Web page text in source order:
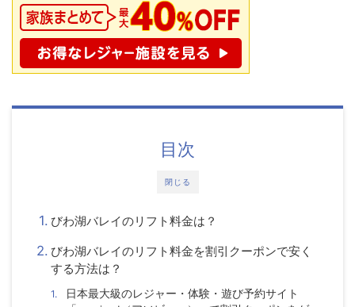
閉じる
目次
びわ湖バレイのリフト料金は？
びわ湖バレイのリフト料金を割引クーポンで安く
する方法は？
日本最大級のレジャー・体験・遊び予約サイト